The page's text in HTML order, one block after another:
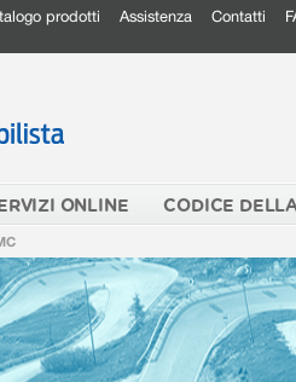
prodotti Assistenza Contatti
ONLINE CODICE